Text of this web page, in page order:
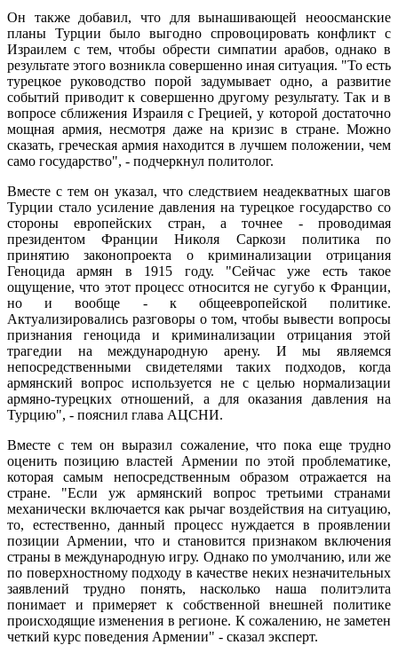
Он также добавил, что для вынашивающей неоосманские
планы Турции было выгодно спровоцировать конфликт с
Израилем с тем, чтобы обрести симпатии арабов, однако в
результате этого возникла совершенно иная ситуация. "То есть
турецкое руководство порой задумывает одно, а развитие
событий приводит к совершенно другому результату. Так и в
вопросе сближения Израиля с Грецией, у которой достаточно
мощная армия, несмотря даже на кризис в стране. Можно
сказать, греческая армия находится в лучшем положении, чем
само государство", - подчеркнул политолог.
Вместе с тем он указал, что следствием неадекватных шагов
Турции стало усиление давления на турецкое государство со
стороны европейских стран, а точнее - проводимая
президентом Франции Николя Саркози политика по
принятию законопроекта о криминализации отрицания
Геноцида армян в 1915 году. "Сейчас уже есть такое
ощущение, что этот процесс относится не сугубо к Франции,
но и вообще - к общеевропейской политике.
Актуализировались разговоры о том, чтобы вывести вопросы
признания геноцида и криминализации отрицания этой
трагедии на международную арену. И мы являемся
непосредственными свидетелями таких подходов, когда
армянский вопрос используется не с целью нормализации
армяно-турецких отношений, а для оказания давления на
Турцию", - пояснил глава АЦСНИ.
Вместе с тем он выразил сожаление, что пока еще трудно
оценить позицию властей Армении по этой проблематике,
которая самым непосредственным образом отражается на
стране. "Если уж армянский вопрос третьими странами
механически включается как рычаг воздействия на ситуацию,
то, естественно, данный процесс нуждается в проявлении
позиции Армении, что и становится признаком включения
страны в международную игру. Однако по умолчанию, или же
по поверхностному подходу в качестве неких незначительных
заявлений трудно понять, насколько наша политэлита
понимает и примеряет к собственной внешней политике
происходящие изменения в регионе. К сожалению, не заметен
четкий курс поведения Армении" - сказал эксперт.